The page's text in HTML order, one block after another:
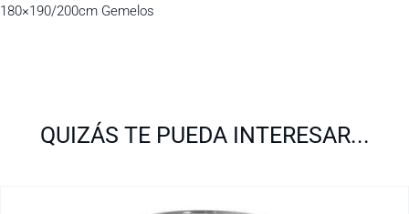
180×190/200cm Gemelos
QUIZÁS TE PUEDA INTERESAR...